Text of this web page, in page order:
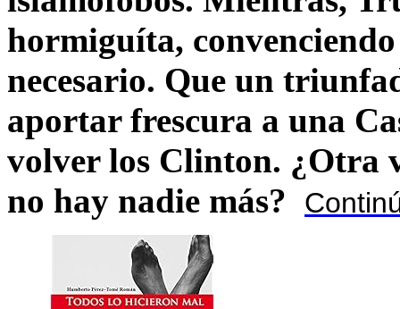
hormiguíta,
necesario. Que un
aportar frescura a una
volver los Clinton. ¿Otra
no hay nadie más?